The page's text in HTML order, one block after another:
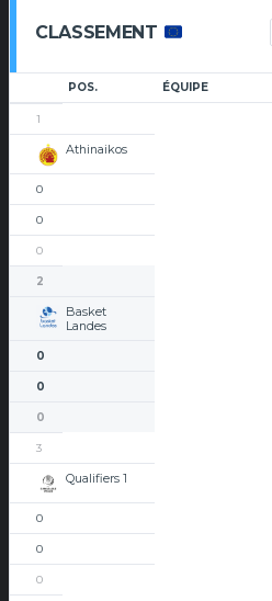
CLASSEMENT
POS. ÉQUIPE
1
Athinaikos
0
0
0
2
Basket
Landes
0
0
0
3
Qualifiers 1
0
0
0